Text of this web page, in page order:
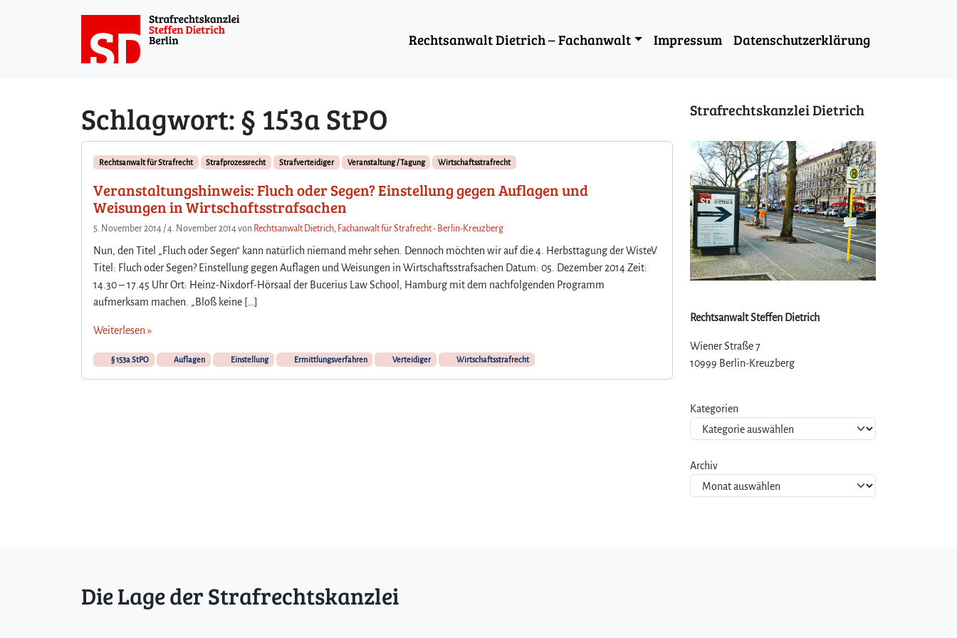
Rechtsanwalt Dietrich – Fachanwalt Impressum Datenschutzerklärung
Schlagwort:§ 153a StPO
Rechtsanwalt für Strafrecht Strafprozessrecht Strafverteidiger Veranstaltung / Tagung Wirtschaftsstrafrecht
Veranstaltungshinweis: Fluch oder Segen? Einstellung gegen Auflagen und
Weisungen in Wirtschaftsstrafsachen
5. November 2014 /4. November 2014von Rechtsanwalt Dietrich, Fachanwalt für Strafrecht - Berlin-Kreuzberg
Nun, den Titel „Fluch oder Segen“ kann natürlich niemand mehr sehen. Dennoch möchten wir auf die 4. Herbsttagung der WisteV
Titel: Fluch oder Segen? Einstellung gegen Auflagen und Weisungen in Wirtschaftsstrafsachen Datum: 05. Dezember 2014 Zeit:
14.30 – 17.45 Uhr Ort: Heinz-Nixdorf-Hörsaal der Bucerius Law School, Hamburg mit dem nachfolgenden Programm
aufmerksam machen. „Bloß keine […]
Weiterlesen »
§ 153a StPO Auflagen Einstellung Ermittlungsverfahren Verteidiger Wirtschaftsstrafrecht
Strafrechtskanzlei Dietrich
Rechtsanwalt Steffen Dietrich
Wiener Straße 7
10999 Berlin-Kreuzberg
Kategorien
Archiv
Die Lage der Strafrechtskanzlei